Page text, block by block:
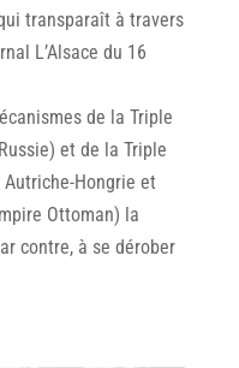
transparaît à travers
L’Alsace du 16
de la Triple
et de la Triple
Hongrie et
Ottoman) la
contre, à se dérober